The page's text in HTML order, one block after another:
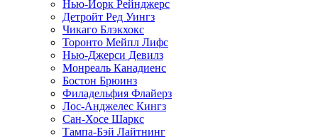
Нью-Йорк Рейнджерс
Детройт Ред Уингз
Чикаго Блэкхокс
Торонто Мейпл Лифс
Нью-Джерси Девилз
Монреаль Канадиенс
Бостон Брюинз
Филадельфия Флайерз
Лос-Анджелес Кингз
Сан-Хосе Шаркс
Тампа-Бэй Лайтнинг